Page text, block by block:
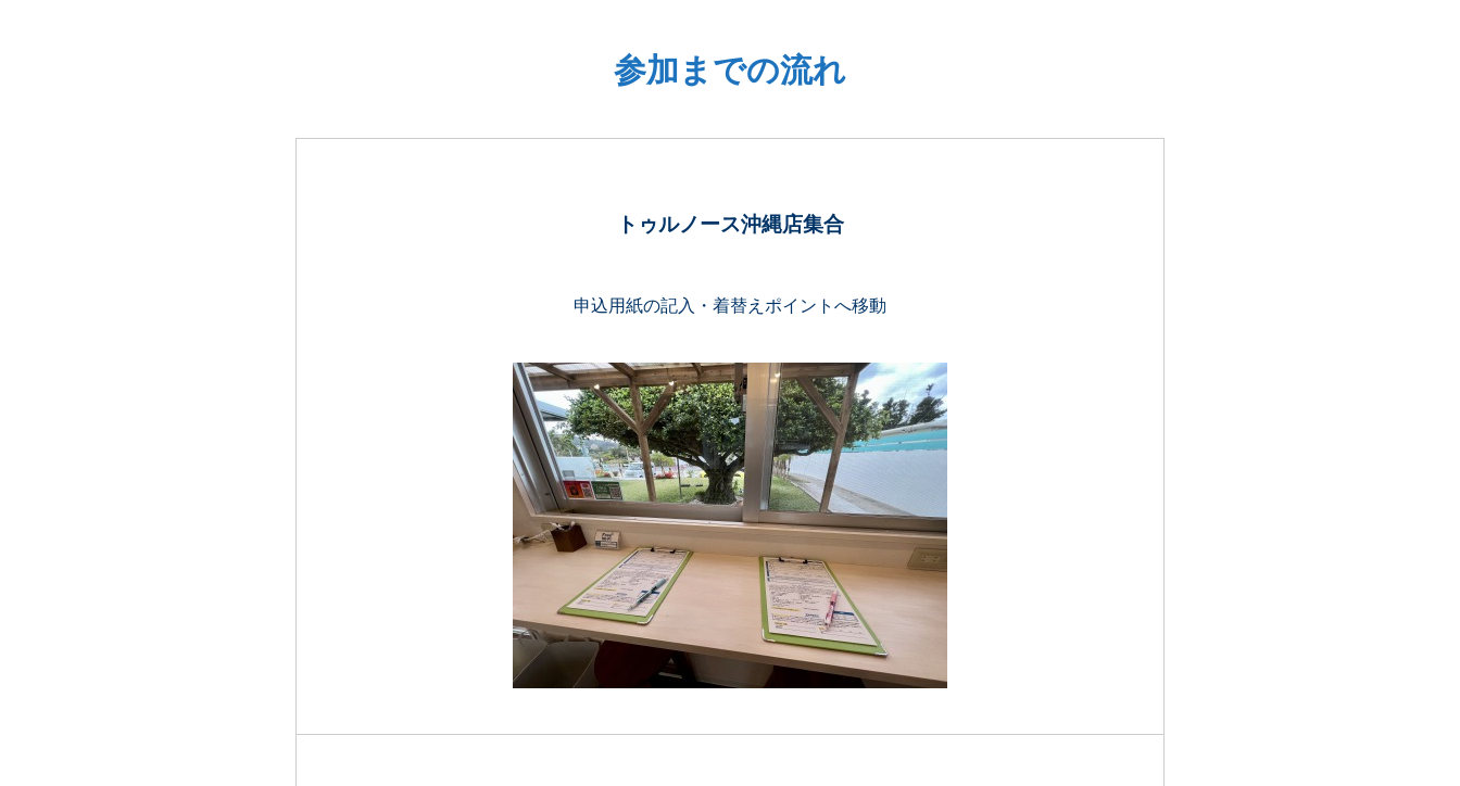
参加までの流れ
トゥルノース沖縄店集合
申込用紙の記入・着替えポイントへ移動